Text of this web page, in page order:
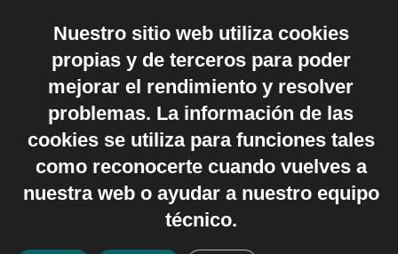
Español
Brilliant Brains
Nuestro sitio web utiliza cookies
propias y de terceros para poder
mejorar el rendimiento y resolver
problemas. La información de las
cookies se utiliza para funciones tales
como reconocerte cuando vuelves a
nuestra web o ayudar a nuestro equipo
técnico.